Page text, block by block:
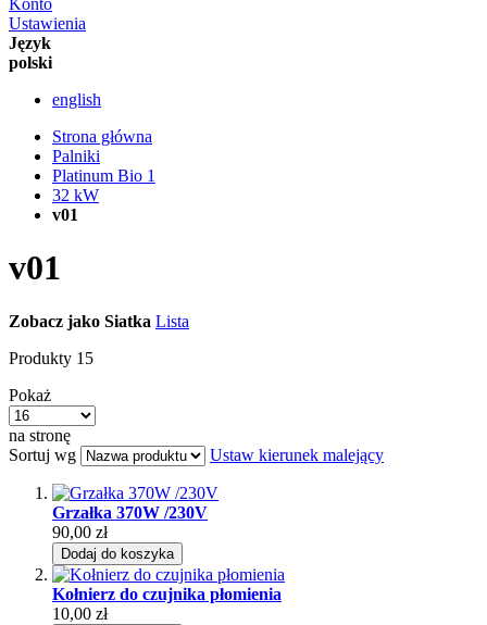
Konto
Ustawienia
Język
polski
english
Strona główna
Palniki
Platinum Bio 1
32 kW
v01
v01
Zobacz jako Siatka Lista
Produkty 15
Pokaż
na stronę
Sortuj wg
Ustaw kierunek malejący
Grzałka 370W /230V
90,00 zł
Dodaj do koszyka
Kołnierz do czujnika płomienia
10,00 zł